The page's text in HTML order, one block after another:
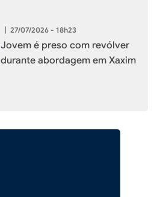
| 27/07/2026 - 18h23
Jovem é preso com revólver
durante abordagem em Xaxim